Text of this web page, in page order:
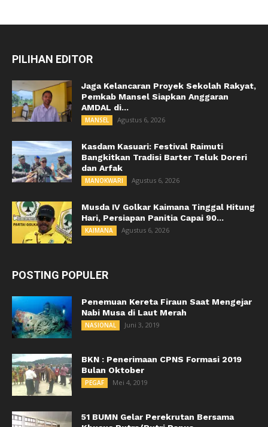
PILIHAN EDITOR
Jaga Kelancaran Proyek Sekolah Rakyat,
Pemkab Mansel Siapkan Anggaran
AMDAL di...
MANSEL Agustus 6, 2026
Kasdam Kasuari: Festival Raimuti
Bangkitkan Tradisi Barter Teluk Doreri
dan Arfak
MANOKWARI Agustus 6, 2026
Musda IV Golkar Kaimana Tinggal Hitung
Hari, Persiapan Panitia Capai 90...
KAIMANA Agustus 6, 2026
POSTING POPULER
Penemuan Kereta Firaun Saat Mengejar
Nabi Musa di Laut Merah
NASIONAL Juni 3, 2019
BKN : Penerimaan CPNS Formasi 2019
Bulan Oktober
PEGAF Mei 4, 2019
51 BUMN Gelar Perekrutan Bersama